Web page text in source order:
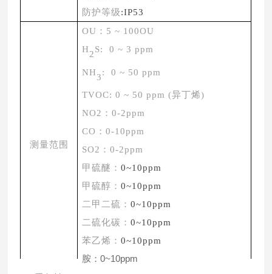
防护等级:IP53
测量范围
OU：5 ~ 100OU
H2S: 0 ~ 3 ppm
NH3: 0 ~ 50 ppm
TVOC: 0 ~ 50 ppm (异丁烯)
NO2：0-2ppm
CO：0-10ppm
SO2：0-2ppm
甲硫醚：0~10ppm
甲硫醇：0~10ppm
二甲二硫：0~10ppm
二硫化碳：0~10ppm
苯乙烯：0~10ppm
胺：0~10ppm